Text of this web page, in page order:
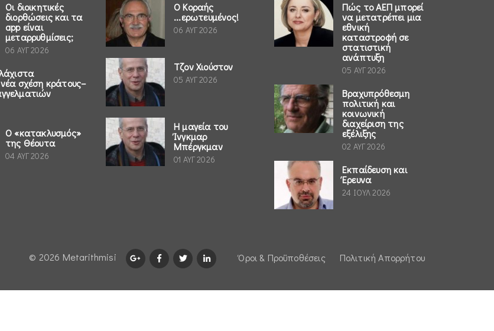
Οι διοικητικές
διορθώσεις και τα
app είναι
μεταρρυθμίσεις;
06 ΑΥΓ 2026
σχέση κράτους–
Ο «κατακλυσμός»
της Θέουτα
04 ΑΥΓ 2026
Ο Κοραής
...ερωτευμένος!
06 ΑΥΓ 2026
Τζον Χιούστον
05 ΑΥΓ 2026
Η μαγεία του
Ίνγκμαρ
Μπέργκμαν
01 ΑΥΓ 2026
Πώς το ΑΕΠ μπορεί
να μετατρέπει μια
εθνική
καταστροφή σε
στατιστική
ανάπτυξη
05 ΑΥΓ 2026
Βραχυπρόθεσμη
πολιτική και
κοινωνική
διαχείριση της
εξέλιξης
02 ΑΥΓ 2026
Εκπαίδευση και
Έρευνα
24 ΙΟΥΛ 2026
Όροι & Προϋποθέσεις Πολιτική Απορρήτου
© 2026 Μetarithmisi